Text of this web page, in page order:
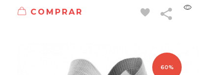
COMPRAR
60%